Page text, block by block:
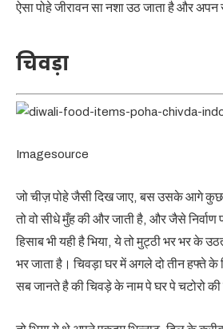
ऐसा पोहे जीरावन सा नशा उठ जाता है और
चिवड़ा
Imagesource
जो चीज़ पोहे जैसी दिख जाए, बस उसके आगे कुछ
तो वो सीधे मुँह की और जाती है, और जैसे निर्वाण
हिसाब भी यही है भिया, ये तो मुट्ठी भर भर के
भर जाता है। चिवड़ा घर में अगले दो तीन हफ्ते के
सब जानते है की चिवड़े के नाम पे घर पे चटोरो